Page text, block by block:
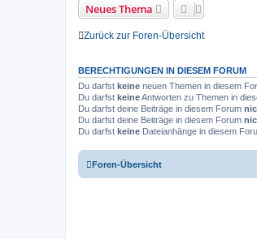
Neues Thema
Zurück zur Foren-Übersicht
BERECHTIGUNGEN IN DIESEM FORUM
Du darfst keine neuen Themen in diesem
Du darfst keineAntworten zu Themen in
Du darfst deine Beiträge in diesem Forum
Du darfst deine Beiträge in diesem Forum
Du darfst keine Dateianhänge in diesem
Foren-Übersicht